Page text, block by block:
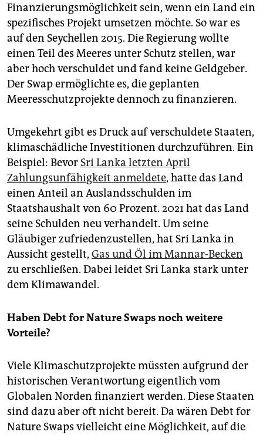
Finanzierungsmöglichkeit sein, wenn ein Land ein
spezifisches Projekt umsetzen möchte. So war es
auf den Seychellen 2015. Die Regierung wollte
einen Teil des Meeres unter Schutz stellen, war
aber hoch verschuldet und fand keine Geldgeber.
Der Swap ermöglichte es, die geplanten
Meeresschutzprojekte dennoch zu finanzieren.
Umgekehrt gibt es Druck auf verschuldete Staaten,
klimaschädliche Investitionen durchzuführen. Ein
Beispiel: Bevor Sri Lanka letzten April
Zahlungsunfähigkeit anmeldete, hatte das Land
einen Anteil an Auslandsschulden im
Staatshaushalt von 60 Prozent. 2021 hat das Land
seine Schulden neu verhandelt. Um seine
Gläubiger zufriedenzustellen, hat Sri Lanka in
Aussicht gestellt, Gas und Öl im Mannar-Becken
zu erschließen. Dabei leidet Sri Lanka stark unter
dem Klimawandel.
Haben Debt for Nature Swaps noch weitere
Vorteile?
Viele Klimaschutzprojekte müssten aufgrund der
historischen Verantwortung eigentlich vom
Globalen Norden finanziert werden. Diese Staaten
sind dazu aber oft nicht bereit. Da wären Debt for
Nature Swaps vielleicht eine Möglichkeit, auf die